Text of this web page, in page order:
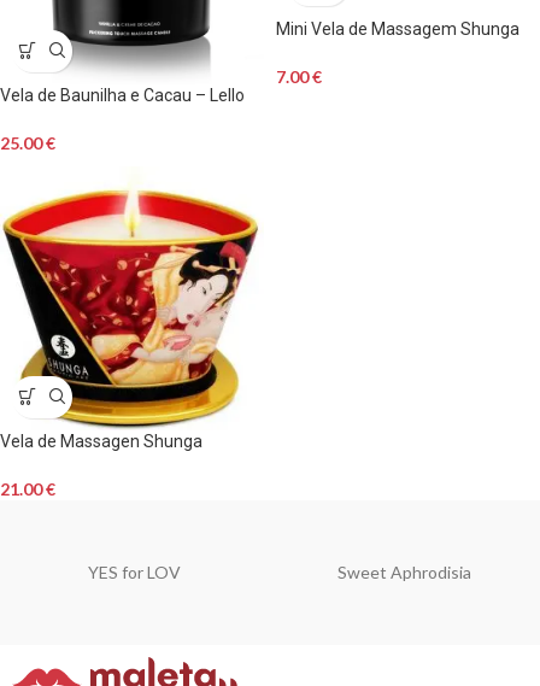
Vela de Baunilha e Cacau – Lello
25.00€
Mini Vela de Massagem Shunga
7.00€
Vela de Massagen Shunga
21.00€
YES for LOV Sweet Aphrodisia